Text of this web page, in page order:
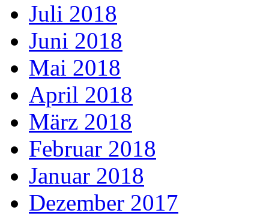
Juli 2018
Juni 2018
Mai 2018
April 2018
März 2018
Februar 2018
Januar 2018
Dezember 2017